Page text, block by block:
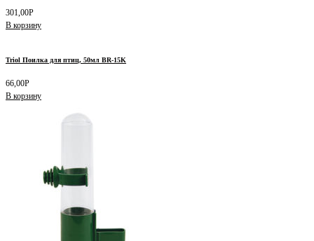
301,00Р
В корзину
Triol Поилка для птиц, 50мл BR-15K
66,00Р
В корзину